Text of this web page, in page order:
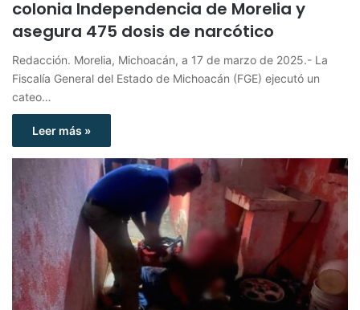
colonia Independencia de Morelia y
asegura 475 dosis de narcótico
Redacción. Morelia, Michoacán, a 17 de marzo de 2025.- La
Fiscalía General del Estado de Michoacán (FGE) ejecutó un
cateo…
Leer más »